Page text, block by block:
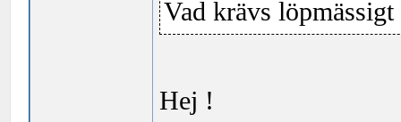
Vad krävs
Hej !